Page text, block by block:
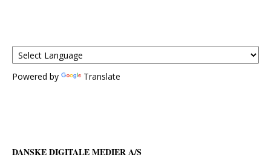
Powered by Translate
DANSKE DIGITALE MEDIER A/S